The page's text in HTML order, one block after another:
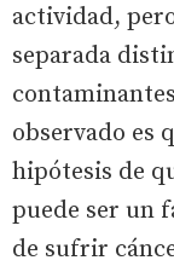
actividad,
separada
observado es
hipótesis de
puede ser un
de sufrir